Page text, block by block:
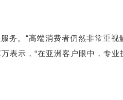
务。“高端消费者仍然非常重视
表示，“在亚洲客户眼中，专业